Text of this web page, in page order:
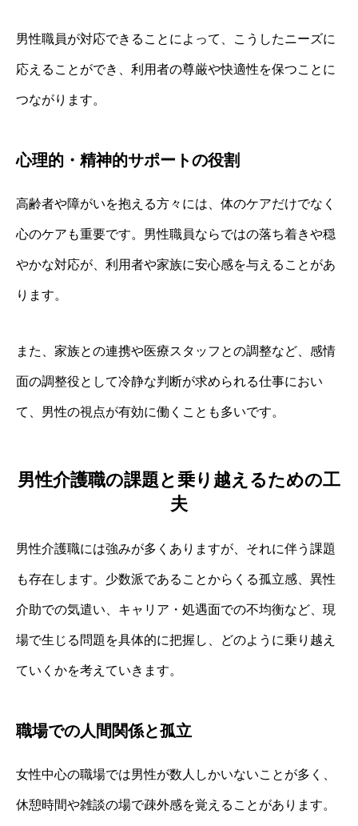
男性職員が対応できることによって、こうしたニーズに
応えることができ、利用者の尊厳や快適性を保つことに
つながります。
心理的・精神的サポートの役割
高齢者や障がいを抱える方々には、体のケアだけでなく
心のケアも重要です。男性職員ならではの落ち着きや穏
やかな対応が、利用者や家族に安心感を与えることがあ
ります。
また、家族との連携や医療スタッフとの調整など、感情
面の調整役として冷静な判断が求められる仕事におい
て、男性の視点が有効に働くことも多いです。
男性介護職の課題と乗り越えるための工
夫
男性介護職には強みが多くありますが、それに伴う課題
も存在します。少数派であることからくる孤立感、異性
介助での気遣い、キャリア・処遇面での不均衡など、現
場で生じる問題を具体的に把握し、どのように乗り越え
ていくかを考えていきます。
職場での人間関係と孤立
女性中心の職場では男性が数人しかいないことが多く、
休憩時間や雑談の場で疎外感を覚えることがあります。